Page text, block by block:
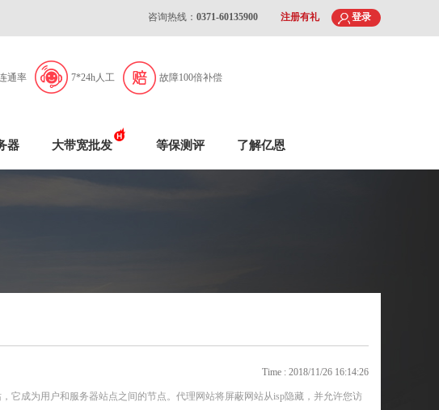
咨询热线： 0371-60135900 注册有礼 登录
通率 7*24h人工 故障100倍补偿
器 大带宽批发 等保测评 了解亿恩
Time : 2018/11/26 16:14:26
它成为用户和服务器站点之间的节点。代理网站将屏蔽网站从isp隐藏，并允许您访